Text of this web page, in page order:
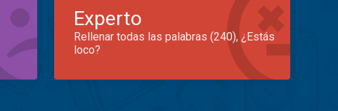
Experto
Rellenar todas las palabras (240), ¿Estás
loco?